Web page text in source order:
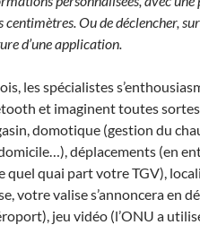
centimètres. Ou de déclencher,
d’une application.
les spécialistes
et imaginent toutes sortes
domotique (gestion du
déplacements (en
quel quai part votre TGV),
votre valise s’annoncera en
jeu vidéo (l’ONU a